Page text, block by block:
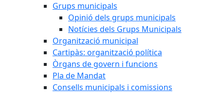
Grups municipals
Opinió dels grups municipals
Notícies dels Grups Municipals
Organització municipal
Cartipàs: organització política
Òrgans de govern i funcions
Pla de Mandat
Consells municipals i comissions